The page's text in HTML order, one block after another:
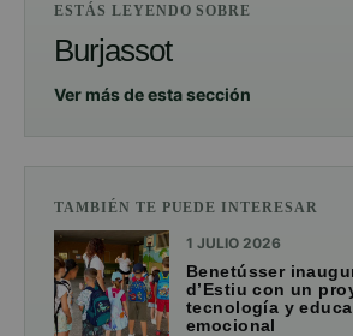
ESTÁS LEYENDO SOBRE
Burjassot
Ver más de esta sección
TAMBIÉN TE PUEDE INTERESAR
1 JULIO 2026
Benetússer
d’Estiu con un
tecnología y
emocional